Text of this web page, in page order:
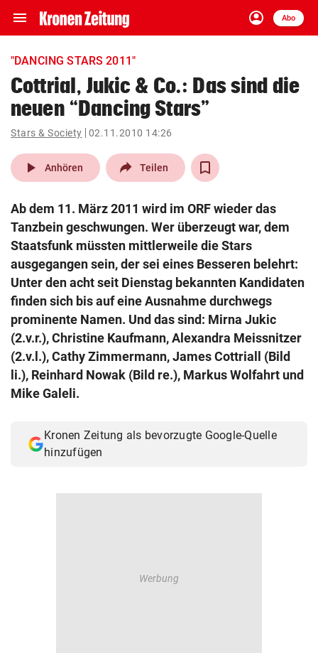
menu Navigation
ein-/ausklappen
account_circle
Anmelden
Abo
close Schließen
account_circle Anmelden
pin_drop
Wien arrow_right
search
Suchbegriff
eingeben
© Krone Multimedia GmbH & Co KG 2026
Muthgasse 2, 1190 Wien
"DANCING STARS 2011"
Cottrial, Jukic & Co.: Das sind die
neuen “Dancing Stars”
Stars & Society 02.11.2010 14:26
play_arrow Anhören Teilen
Ab dem 11. März 2011 wird im ORF wieder das
Tanzbein geschwungen. Wer überzeugt war, dem
Staatsfunk müssten mittlerweile die Stars
ausgegangen sein, der sei eines Besseren belehrt:
Unter den acht seit Dienstag bekannten Kandidaten
finden sich bis auf eine Ausnahme durchwegs
prominente Namen. Und das sind: Mirna Jukic
(2.v.r.), Christine Kaufmann, Alexandra Meissnitzer
(2.v.l.), Cathy Zimmermann, James Cottriall (Bild
li.), Reinhard Nowak (Bild re.), Markus Wolfahrt und
Mike Galeli.
Kronen Zeitung als bevorzugte Google-Quelle
hinzufügen